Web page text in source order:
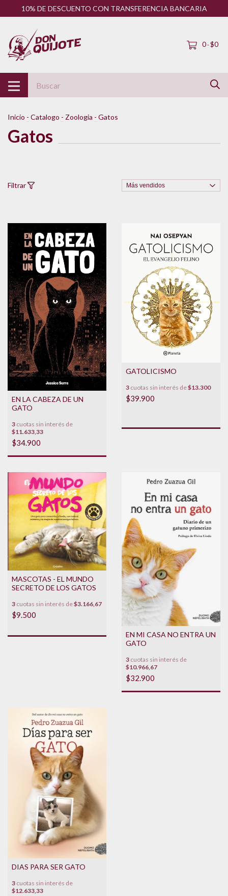
10% DE DESCUENTO CON TRANSFERENCIA BANCARIA
0-$0
Inicio - Catalogo - Zoologia - Gatos
Gatos
Filtrar
EN LA CABEZA DE UN
GATO
3 cuotas sin interés de
$11.633,33
$34.900
GATOLICISMO
3 cuotas sin interés de$13.300
$39.900
MASCOTAS - EL MUNDO
SECRETO DE LOS GATOS
3 cuotas sin interés de$3.166,67
$9.500
EN MI CASA NO ENTRA UN
GATO
3 cuotas sin interés de
$10.966,67
$32.900
DIAS PARA SER GATO
3 cuotas sin interés de
$12.633,33